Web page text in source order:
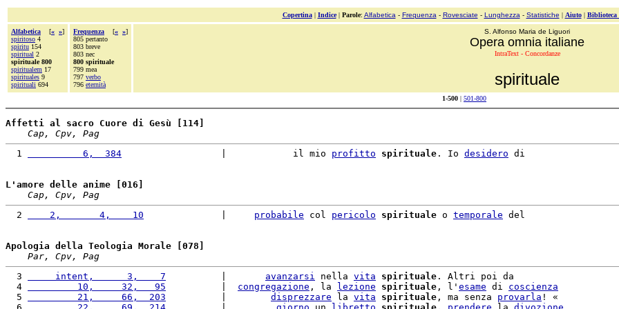
Copertina| Indice| Parole: Alfabetica - Frequenza - Rovesciate - Lunghezza - Statistiche | Aiuto| Biblioteca
Alfabetica [« »]
spiritoso 4
spiritu 154
spiritual 2
spirituale 800
spiritualem 17
spirituales 9
spirituali 694
Frequenza [« »]
805 pertanto
803 breve
803 nec
800 spirituale
799 mea
797 verbo
796 eternità
S. Alfonso Maria de Liguori
Opera omnia italiane
IntraText - Concordanze
spirituale
1-500 | 501-800
Affetti al sacro Cuore di Gesù [114]
Cap, Cpv, Pag
  1
          6,  384
                  |            il mio
profitto spirituale . Io desidero di
L'amore delle anime [016]
Cap, Cpv, Pag
  2
    2,       4,    10
probabile col pericolo spirituale o temporale del
Apologia della Teologia Morale [078]
Par, Cpv, Pag
  3
     intent,      3,    7
avanzarsi nella vita spirituale . Altri poi da
  4
         10,     32,   95
congregazione , la lezione spirituale , l' esame di coscienza
  5
         21,     66,  203
disprezzare la vita spirituale , ma senza provarla ! «